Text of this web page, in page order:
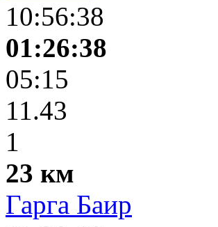
10:56:38
01:26:38
05:15
11.43
1
23 км
Гарга Баир